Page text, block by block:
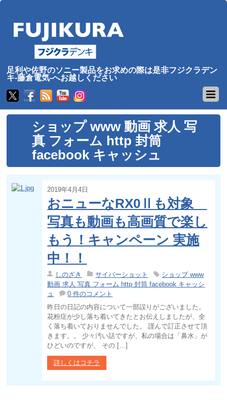
足利や佐野のソニー製品をお求めの際は是非フジクラデン
キ-藤倉電気-へお越しください
ショップ www 動画 求人 写
真 フォーム http 封筒
facebook キャッシュ
2019年4月4日
おニューなRX0Ⅱも対象
写真も動画も高画質で楽し
もう！キャンペーン 実施
中！！
しのざき サイバーショット
ショップ www
動画 求人 写真 フォーム http 封筒 facebook キャッシ
ュ
0 件のコメント
昨日の日記の内容について一部誤りがございました。
花粉症が少し落ち着いてきたとお伝えしましたが、全
く落ち着いておりませんでした。 謹んで訂正させて頂
きます。。 少々汚い話ですが、私の場合は「鼻水」が
ひどいのですが、 その […]
詳しくはコチラ